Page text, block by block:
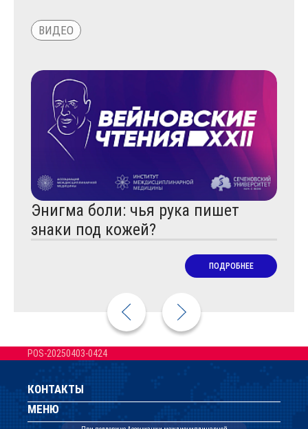
ВИДЕО
Энигма боли: чья рука пишет
знаки под кожей?
ПОДРОБНЕЕ
POS-20250403-0424
КОНТАКТЫ
МЕНЮ